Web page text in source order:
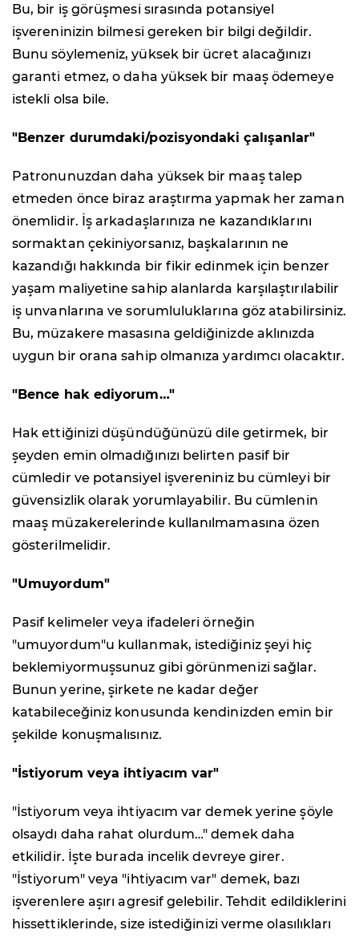
Bu, bir iş görüşmesi sırasında potansiyel
işvereninizin bilmesi gereken bir bilgi değildir.
Bunu söylemeniz, yüksek bir ücret alacağınızı
garanti etmez, o daha yüksek bir maaş ödemeye
istekli olsa bile.
"Benzer durumdaki/pozisyondaki çalışanlar"
Patronunuzdan daha yüksek bir maaş talep
etmeden önce biraz araştırma yapmak her zaman
önemlidir. İş arkadaşlarınıza ne kazandıklarını
sormaktan çekiniyorsanız, başkalarının ne
kazandığı hakkında bir fikir edinmek için benzer
yaşam maliyetine sahip alanlarda karşılaştırılabilir
iş unvanlarına ve sorumluluklarına göz atabilirsiniz.
Bu, müzakere masasına geldiğinizde aklınızda
uygun bir orana sahip olmanıza yardımcı olacaktır.
"Bence hak ediyorum…"
Hak ettiğinizi düşündüğünüzü dile getirmek, bir
şeyden emin olmadığınızı belirten pasif bir
cümledir ve potansiyel işvereniniz bu cümleyi bir
güvensizlik olarak yorumlayabilir. Bu cümlenin
maaş müzakerelerinde kullanılmamasına özen
gösterilmelidir.
"Umuyordum"
Pasif kelimeler veya ifadeleri örneğin
"umuyordum"u kullanmak, istediğiniz şeyi hiç
beklemiyormuşsunuz gibi görünmenizi sağlar.
Bunun yerine, şirkete ne kadar değer
katabileceğiniz konusunda kendinizden emin bir
şekilde konuşmalısınız.
"İstiyorum veya ihtiyacım var"
"İstiyorum veya ihtiyacım var demek yerine şöyle
olsaydı daha rahat olurdum…" demek daha
etkilidir. İşte burada incelik devreye girer.
"İstiyorum" veya "ihtiyacım var" demek, bazı
işverenlere aşırı agresif gelebilir. Tehdit edildiklerini
hissettiklerinde, size istediğinizi verme olasılıkları